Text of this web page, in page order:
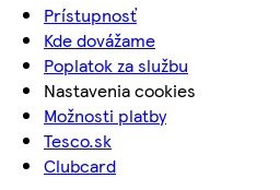
Prístupnosť
Kde dovážame
Poplatok za službu
Nastavenia cookies
Možnosti platby
Tesco.sk
Clubcard